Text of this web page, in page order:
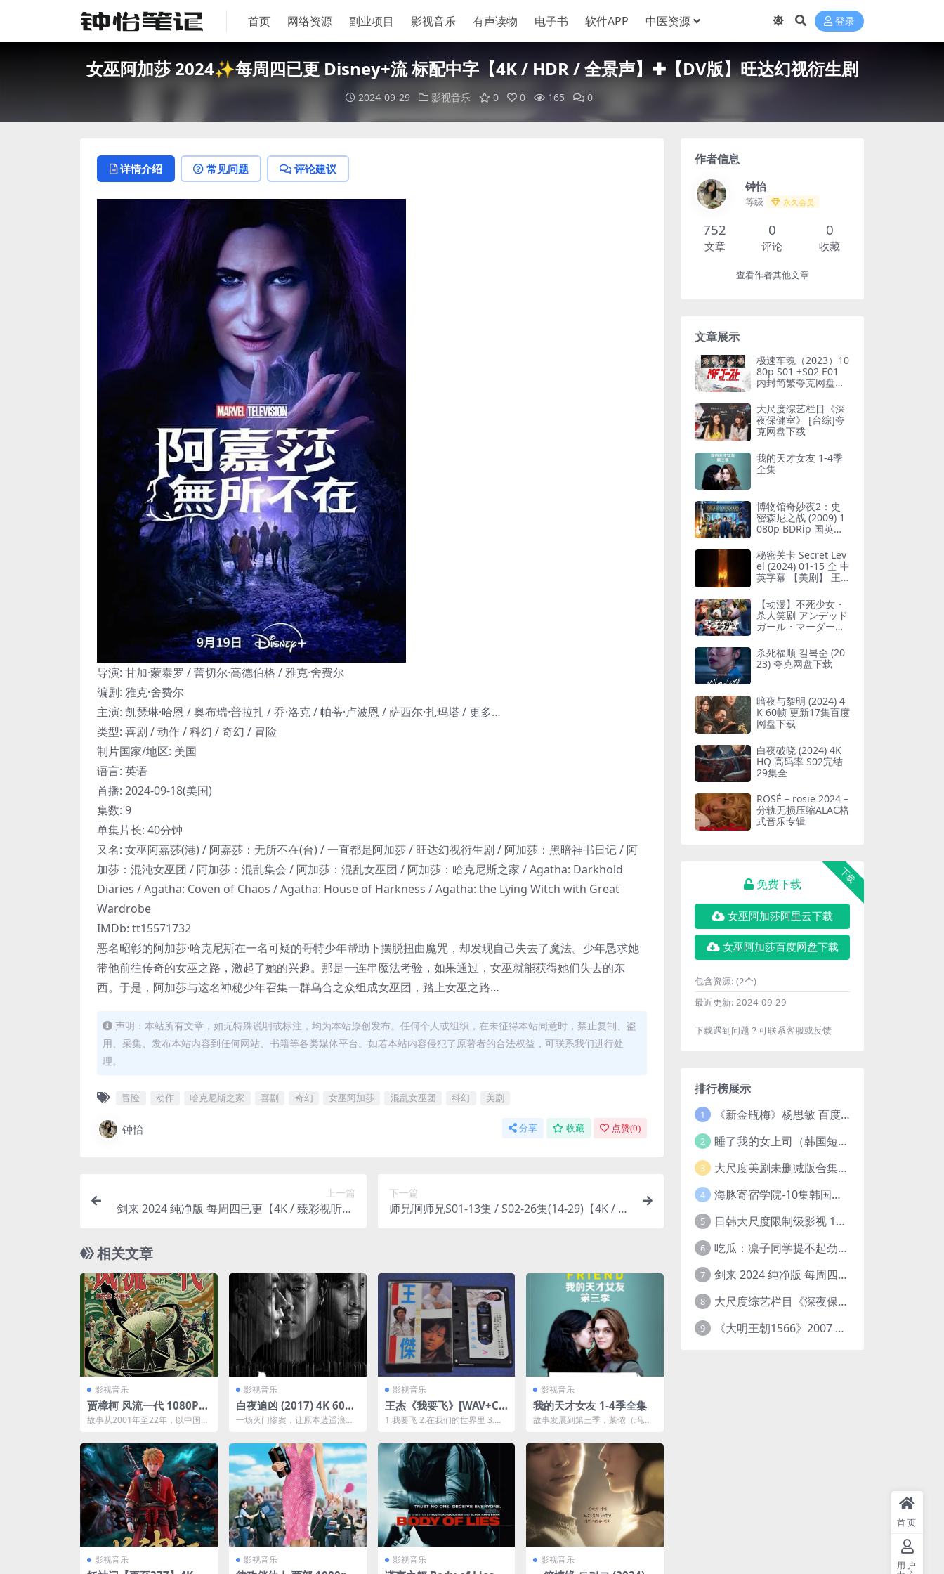
首页 网络资源 副业项目 影视音乐 有声读物 电子书 软件APP 中医资源 登录
女巫阿加莎 2024✨每周四已更 Disney+流 标配中字【4K / HDR / 全景声】✚【DV版】旺达幻视衍生剧
2024-09-29 影视音乐 0 0 165 0
详情介绍 常见问题 评论建议
导演: 甘加·蒙泰罗 / 蕾切尔·高德伯格 / 雅克·舍费尔
编剧: 雅克·舍费尔
主演: 凯瑟琳·哈恩 / 奥布瑞·普拉扎 / 乔·洛克 / 帕蒂·卢波恩 / 萨西尔·扎玛塔 / 更多…
类型: 喜剧 / 动作 / 科幻 / 奇幻 / 冒险
制片国家/地区: 美国
语言: 英语
首播: 2024-09-18(美国)
集数: 9
单集片长: 40分钟
又名: 女巫阿嘉莎(港) / 阿嘉莎：无所不在(台) / 一直都是阿加莎 / 旺达幻视衍生剧 / 阿加莎：黑暗神书日记 / 阿
加莎：混沌女巫团 / 阿加莎：混乱集会 / 阿加莎：混乱女巫团 / 阿加莎：哈克尼斯之家 / Agatha: Darkhold
Diaries / Agatha: Coven of Chaos / Agatha: House of Harkness / Agatha: the Lying Witch with Great
Wardrobe
IMDb: tt15571732
恶名昭彰的阿加莎·哈克尼斯在一名可疑的哥特少年帮助下摆脱扭曲魔咒，却发现自己失去了魔法。少年恳求她
带他前往传奇的女巫之路，激起了她的兴趣。那是一连串魔法考验，如果通过，女巫就能获得她们失去的东
西。于是，阿加莎与这名神秘少年召集一群乌合之众组成女巫团，踏上女巫之路…
声明：本站所有文章，如无特殊说明或标注，均为本站原创发布。任何个人或组织，在未征得本站同意时，禁止复制、盗
用、采集、发布本站内容到任何网站、书籍等各类媒体平台。如若本站内容侵犯了原著者的合法权益，可联系我们进行处
理。
冒险 动作 哈克尼斯之家 喜剧 奇幻 女巫阿加莎 混乱女巫团 科幻 美剧
钟怡 分享 收藏 点赞(0)
上一篇
剑来 2024 纯净版 每周四已更【4K / 臻彩视听TV
下一篇
师兄啊师兄S01-13集 / S02-26集(14-29)【4K / 帧
相关文章
影视音乐
贾樟柯 风流一代 1080P 2
024
故事从2001年至22年，以中国北
合为主线，讲述他们...
影视音乐
白夜追凶 (2017) 4K 60FP
S 主演: 潘粤明 / 王龙正 /
一场灭门惨案，让原本逍遥浪荡
身为刑侦支队队长的双胞胎...
影视音乐
王杰《我要飞》[WAV+CU
E][1.1G]
1.我要飞 2.在我们的世界里 3.谁
n...
影视音乐
我的天才女友 1-4季全集
故事发展到第三季，莱侬（玛格
co...
影视音乐 影视音乐 影视音乐 影视音乐
作者信息
钟怡
等级 永久会员
752
文章
0
评论
0
收藏
查看作者其他文章
文章展示
极速车魂（2023）10
80p S01 +S02 E01
内封简繁夸克网盘下
大尺度综艺栏目《深
夜保健室》 [台综]夸
克网盘下载
我的天才女友 1-4季
全集
博物馆奇妙夜2：史
密森尼之战 (2009) 1
080p BDRip 国英音
秘密关卡 Secret Lev
el (2024) 01-15 全 中
英字幕 【美剧】 王
【动漫】不死少女・
杀人笑剧 アンデッド
ガール・マーダーフ
杀死福顺 길복순 (20
23) 夸克网盘下载
暗夜与黎明 (2024) 4
K 60帧 更新17集百度
网盘下载
白夜破晓 (2024) 4K
HQ 高码率 S02完结
29集全
ROSÉ – rosie 2024 –
分轨无损压缩ALAC格
式音乐专辑
下载
免费下载
女巫阿加莎阿里云下载
女巫阿加莎百度网盘下载
包含资源: (2个)
最近更新: 2024-09-29
下载遇到问题？可联系客服或反馈
排行榜展示
1 《新金瓶梅》杨思敏 百度云网盘下载.1080P阿里下载.国语中字.(1996)
2 睡了我的女上司（韩国短剧）4K超清/中字百度云网盘下载
3 大尺度美剧未删减版合集【22部】
4 海豚寄宿学院-10集韩国高颜值短剧
5 日韩大尺度限制级影视 120部大合集无删减版
6 吃瓜：凛子同学提不起劲/小怡loli 72V+23V+14V–24.02GB】
7 剑来 2024 纯净版 每周四已更【4K / 臻彩视听TV / 杜比音】附电子书百度网盘下载
8 大尺度综艺栏目《深夜保健室》 [台综]夸克网盘下载
9 《大明王朝1566》2007 中国大陆 4K+2K修复 [国语 46集 192G]
首页
用户